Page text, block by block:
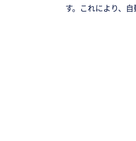
す。これにより、